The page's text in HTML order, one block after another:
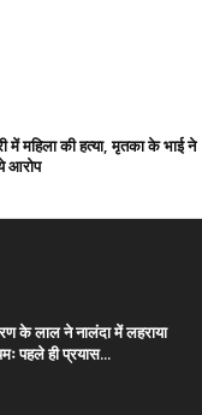
में महिला की हत्या, मृतका के भाई ने
आरोप
के लाल ने नालंदा में लहराया
पहले ही प्रयास...